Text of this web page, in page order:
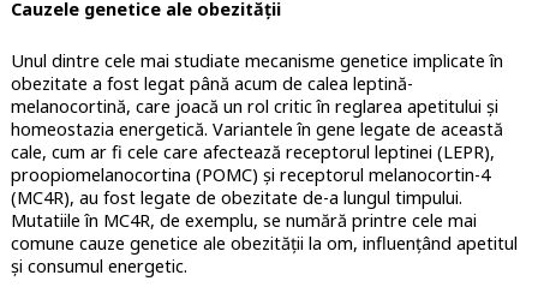
Cauzele genetice ale obezității
Unul dintre cele mai studiate mecanisme genetice implicate în
obezitate a fost legat până acum de calea leptină-
melanocortină, care joacă un rol critic în reglarea apetitului și
homeostazia energetică. Variantele în gene legate de această
cale, cum ar fi cele care afectează receptorul leptinei (LEPR),
proopiomelanocortina (POMC) și receptorul melanocortin-4
(MC4R), au fost legate de obezitate de-a lungul timpului.
Mutatiile în MC4R, de exemplu, se numără printre cele mai
comune cauze genetice ale obezității la om, influențând apetitul
și consumul energetic.